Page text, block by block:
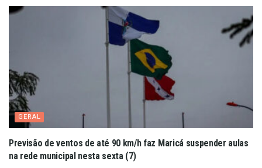
GERAL
Previsão de ventos de até 90 km/h faz Maricá suspender aulas
na rede municipal nesta sexta (7)